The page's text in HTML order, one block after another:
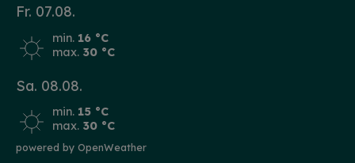
Fr. 07.08.
min. 16 °C
max. 30 °C
Sa. 08.08.
min. 15 °C
max. 30 °C
powered by OpenWeather